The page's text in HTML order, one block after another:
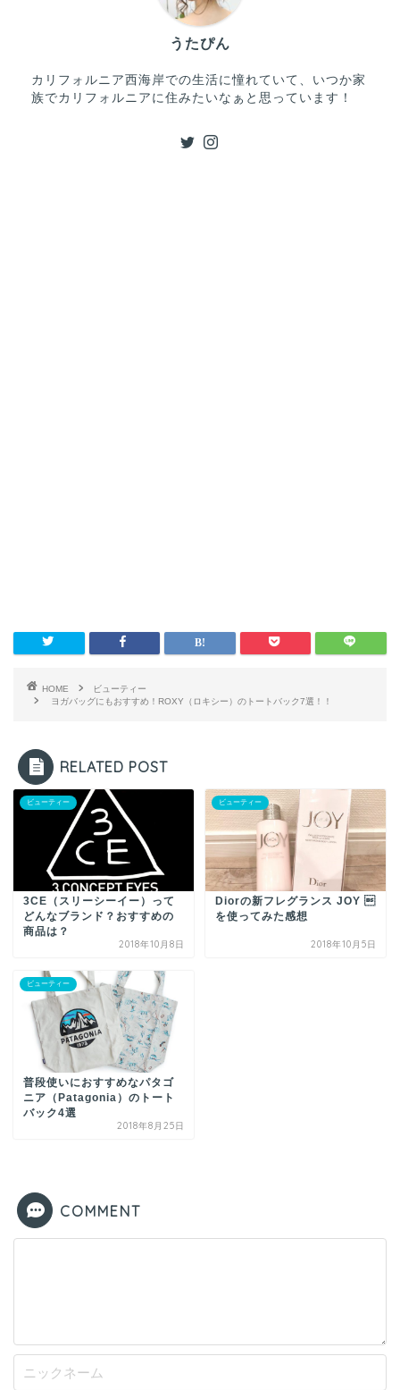
うたぴん
カリフォルニア西海岸での生活に憧れていて、いつか家
族でカリフォルニアに住みたいなぁと思っています！
HOME
ビューティー
ヨガバッグにもおすすめ！ROXY（ロキシー）のトートバック7選！！
RELATED POST
ビューティー
3CE（スリーシーイー）って
どんなブランド？おすすめの
商品は？
2018年10月8日
ビューティー
Diorの新フレグランス JOY 
を使ってみた感想
2018年10月5日
ビューティー
普段使いにおすすめなパタゴ
ニア（Patagonia）のトート
バック4選
2018年8月25日
COMMENT